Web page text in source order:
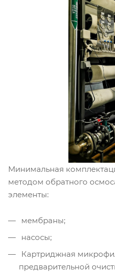
Минимальная
методом обратного
элементы:
мембраны;
насосы;
Картриджная
предварительной